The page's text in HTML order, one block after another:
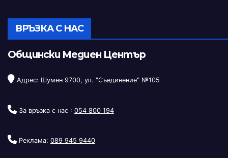
ВРЪЗКА С НАС
Общински Медиен Център
Адрес: Шумен 9700, ул. "Съединение" №105
За връзка с нас : 054 800 194
Реклама: 089 945 9440